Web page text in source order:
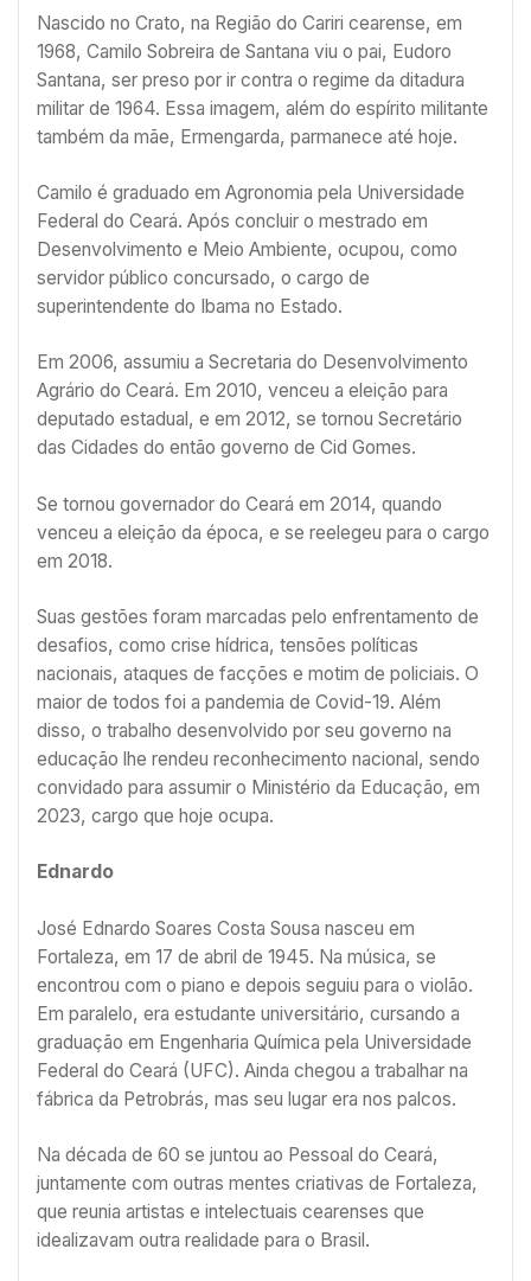
Nascido no Crato, na Região do Cariri cearense, em
1968, Camilo Sobreira de Santana viu o pai, Eudoro
Santana, ser preso por ir contra o regime da ditadura
militar de 1964. Essa imagem, além do espírito militante
também da mãe, Ermengarda, parmanece até hoje.
Camilo é graduado em Agronomia pela Universidade
Federal do Ceará. Após concluir o mestrado em
Desenvolvimento e Meio Ambiente, ocupou, como
servidor público concursado, o cargo de
superintendente do Ibama no Estado.
Em 2006, assumiu a Secretaria do Desenvolvimento
Agrário do Ceará. Em 2010, venceu a eleição para
deputado estadual, e em 2012, se tornou Secretário
das Cidades do então governo de Cid Gomes.
Se tornou governador do Ceará em 2014, quando
venceu a eleição da época, e se reelegeu para o cargo
em 2018.
Suas gestões foram marcadas pelo enfrentamento de
desafios, como crise hídrica, tensões políticas
nacionais, ataques de facções e motim de policiais. O
maior de todos foi a pandemia de Covid-19. Além
disso, o trabalho desenvolvido por seu governo na
educação lhe rendeu reconhecimento nacional, sendo
convidado para assumir o Ministério da Educação, em
2023, cargo que hoje ocupa.
Ednardo
José Ednardo Soares Costa Sousa nasceu em
Fortaleza, em 17 de abril de 1945. Na música, se
encontrou com o piano e depois seguiu para o violão.
Em paralelo, era estudante universitário, cursando a
graduação em Engenharia Química pela Universidade
Federal do Ceará (UFC). Ainda chegou a trabalhar na
fábrica da Petrobrás, mas seu lugar era nos palcos.
Na década de 60 se juntou ao Pessoal do Ceará,
juntamente com outras mentes criativas de Fortaleza,
que reunia artistas e intelectuais cearenses que
idealizavam outra realidade para o Brasil.